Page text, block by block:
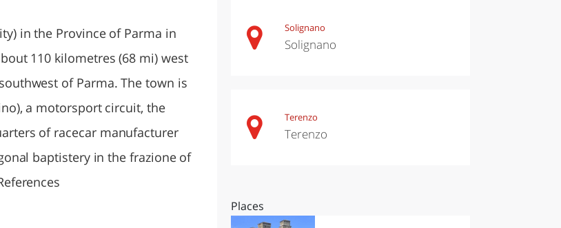
in the Province of Parma in
110 kilometres (68 mi) west
of Parma. The town is
a motorsport circuit, the
of racecar manufacturer
baptistery in the frazione of
Solignano
Solignano
Terenzo
Terenzo
Places